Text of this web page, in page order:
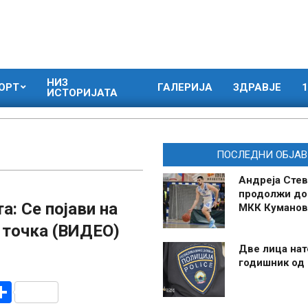
НИЗ
ИСТОРИЈАТА
ГАЛЕРИЈА ЗДРАВЈЕ
Се појави на
точка (ВИДЕО)
Share
ПОСЛЕДНИ
Андреја
продолжи
МКК
Две лица
годишник од